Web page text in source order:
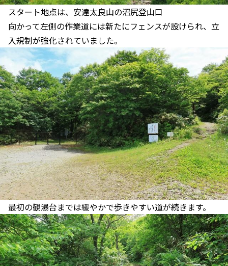
スタート地点は、安達太良山の沼尻登山口
向かって左側の作業道には新たにフェンスが設けられ、立
入規制が強化されていました。
最初の観瀑台までは緩やかで歩きやすい道が続きます。